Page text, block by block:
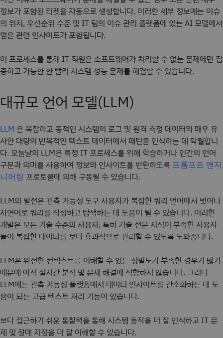
정보가 포함된 티켓을 자동으로 생성합니다. 이러한 세부 정보에는 이슈
의 위치, 우선순위 수준 및 IT 팀의 이슈 관리 플랫폼에 있는 AI 모델에서
얻은 관련 인사이트가 포함됩니다.
이 프로세스를 통해 IT 직원은 소프트웨어가 처리할 수 없는 문제에만 집
중하고 가능한 한 빨리 시스템 성능 문제를 해결할 수 있습니다.
대규모 언어 모델(LLM)
LLM 은 복잡하고 동적인 시스템의 로그 및 원격 측정 데이터와 매우 유
사한 대량의 반복적인 텍스트 데이터에서 패턴을 인식하는 데 탁월합니
다. 오늘날의 LLM은 특정 IT 프로세스를 위해 학습하거나 인간의 언어
구문과 의미를 사용하여 정보와 인사이트를 반환하도록 프롬프트 엔지
니어링 프로토콜에 의해 구동될 수 있습니다.
LLM의 발전은 관측 가능성 도구 사용자가 복잡한 쿼리 언어에서 벗어나
자연어로 쿼리를 작성하고 탐색하는 데 도움이 될 수 있습니다. 이러한
개발은 모든 기술 수준의 사용자, 특히 기술 전문 지식이 부족한 사용자
들이 복잡한 데이터를 보다 효과적으로 관리할 수 있도록 도와줍니다.
LLM은 완전한 컨텍스트를 이해할 수 있는 정밀도가 부족한 경우가 많기
때문에 아직 실시간 분석 및 문제 해결에 적합하지 않습니다. 그러나
LLM에는 관측 가능성 플랫폼에서 데이터 인사이트를 간소화하는 데 도
움이 되는 고급 텍스트 처리 기능이 있습니다.
보다 접근하기 쉬운 통찰력을 통해 시스템 동작을 더 잘 인식하고 IT 문
제 및 장애 지점을 더 잘 이해할 수 있습니다.